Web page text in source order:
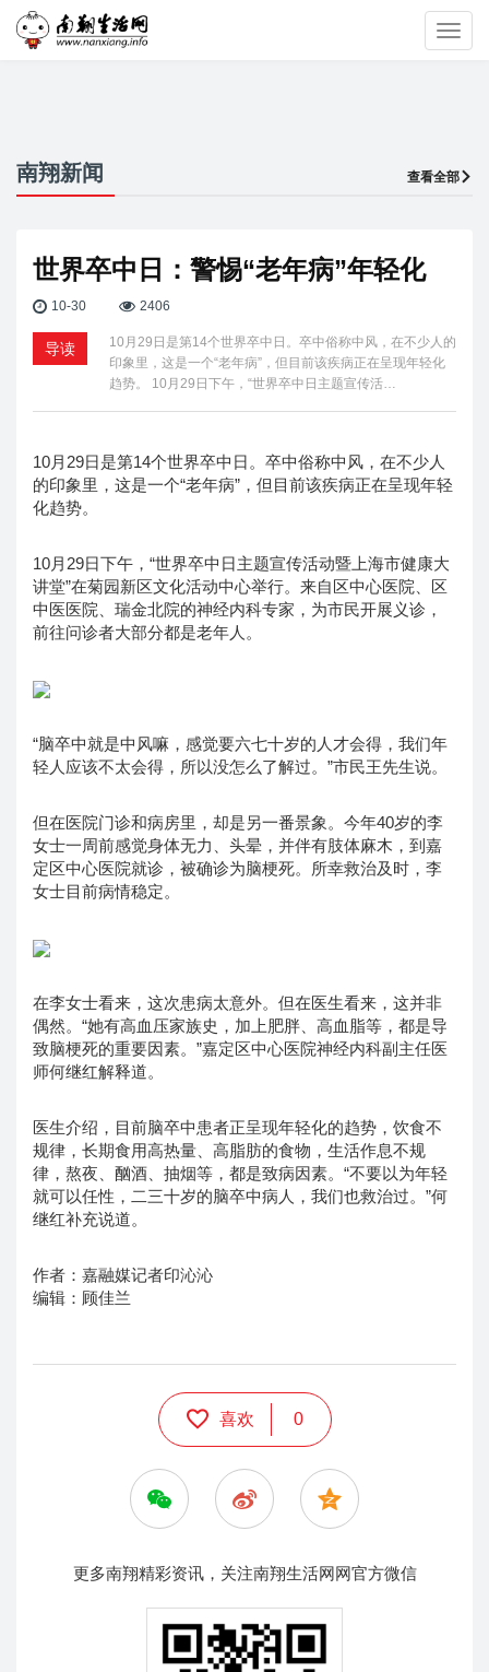
南翔新闻 查看全部
世界卒中日：警惕“老年病”年轻化
10-30 2406
导读
10月29日是第14个世界卒中日。卒中俗称中风，在不少人的
印象里，这是一个“老年病”，但目前该疾病正在呈现年轻化
趋势。 10月29日下午，“世界卒中日主题宣传活…
10月29日是第14个世界卒中日。卒中俗称中风，在不少人
的印象里，这是一个“老年病”，但目前该疾病正在呈现年轻
化趋势。
10月29日下午，“世界卒中日主题宣传活动暨上海市健康大
讲堂”在菊园新区文化活动中心举行。来自区中心医院、区
中医医院、瑞金北院的神经内科专家，为市民开展义诊，
前往问诊者大部分都是老年人。
“脑卒中就是中风嘛，感觉要六七十岁的人才会得，我们年
轻人应该不太会得，所以没怎么了解过。”市民王先生说。
但在医院门诊和病房里，却是另一番景象。今年40岁的李
女士一周前感觉身体无力、头晕，并伴有肢体麻木，到嘉
定区中心医院就诊，被确诊为脑梗死。所幸救治及时，李
女士目前病情稳定。
在李女士看来，这次患病太意外。但在医生看来，这并非
偶然。“她有高血压家族史，加上肥胖、高血脂等，都是导
致脑梗死的重要因素。”嘉定区中心医院神经内科副主任医
师何继红解释道。
医生介绍，目前脑卒中患者正呈现年轻化的趋势，饮食不
规律，长期食用高热量、高脂肪的食物，生活作息不规
律，熬夜、酗酒、抽烟等，都是致病因素。“不要以为年轻
就可以任性，二三十岁的脑卒中病人，我们也救治过。”何
继红补充说道。
作者：嘉融媒记者印沁沁
编辑：顾佳兰
喜欢 0
更多南翔精彩资讯，关注南翔生活网网官方微信